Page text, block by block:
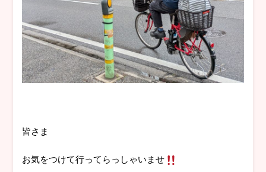
皆さま
お気をつけて行ってらっしゃいませ